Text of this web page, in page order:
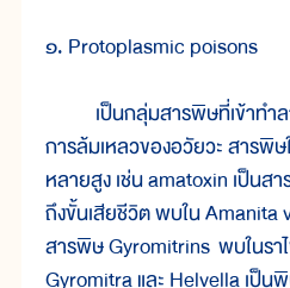
๑. Protoplasmic poisons
เป็นกลุ่มสารพิษที่เข้าทำล
การล้มเหลวของอวัยวะ สารพิ
หลายสูง เช่น amatoxin เป็นส
ถึงขั้นเสียชีวิต พบใน Amanita
สารพิษ Gyromitrins พบในรา
Gyromitra และ Helvella เป็น